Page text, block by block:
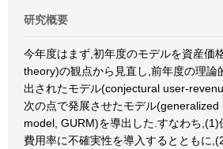
研究概要
今年度はまず,初年度のモデルを資産価
theory)の観点から見直し,前年度の理論
出されたモデル(conjectural user-
次の点で発展させたモデル
model, GURM)を導出した.すなわち,(1)
費用率に不確実性を導入するとともに